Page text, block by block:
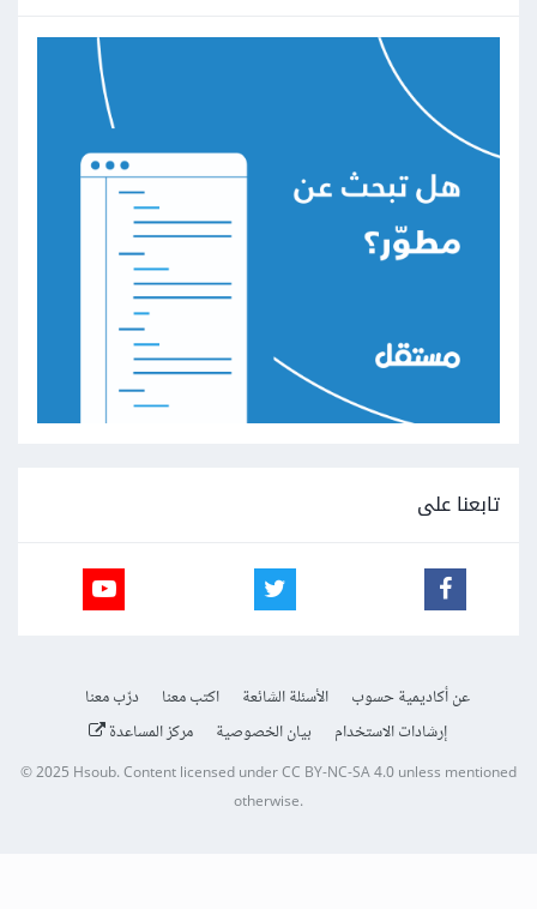
تابعنا على
عن أكاديمية حسوب الأسئلة الشائعة اكتب معنا
درّب معنا
إرشادات الاستخدام
بيان الخصوصية مركز المساعدة
© 2025 Hsoub.Content licensed underCC BY-NC-SA 4.0unless mentioned
otherwise.